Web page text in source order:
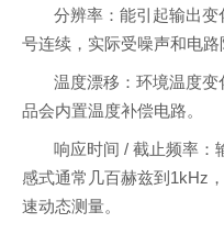
分辨率：能引起输出
号连续，实际受噪声和电路
温度漂移：环境温度
品会内置温度补偿电路。
响应时间 / 截止频率：
感式通常几百赫兹到1kHz
速动态测量。